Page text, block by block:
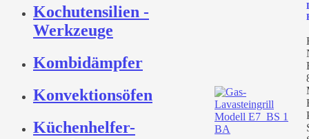
Kochutensilien -
Werkzeuge
Kombidämpfer
Konvektionsöfen
Küchenhelfer-